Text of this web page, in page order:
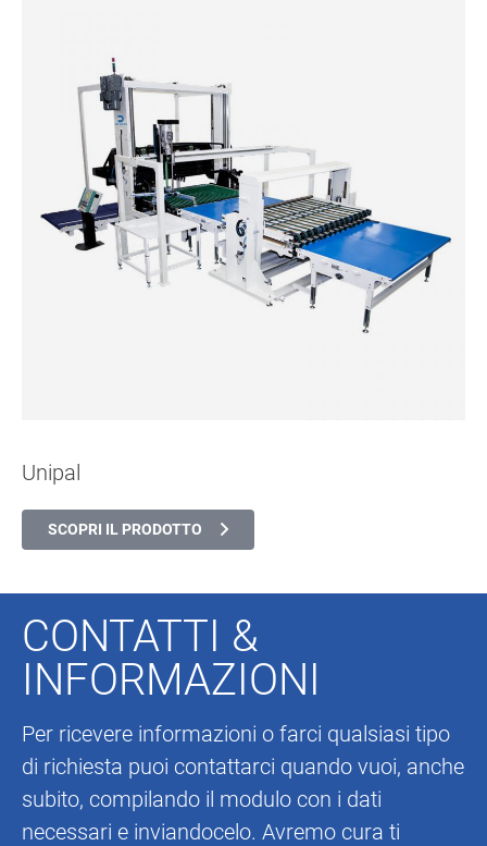
Unipal
SCOPRI IL PRODOTTO
CONTATTI &
INFORMAZIONI
Per ricevere informazioni o farci qualsiasi tipo
di richiesta puoi contattarci quando vuoi, anche
subito, compilando il modulo con i dati
necessari e inviandocelo. Avremo cura ti